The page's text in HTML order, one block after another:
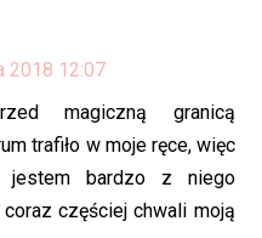
2018 12:07
magiczną granicą
trafiło w moje ręce, więc
bardzo z niego
częściej chwali moją